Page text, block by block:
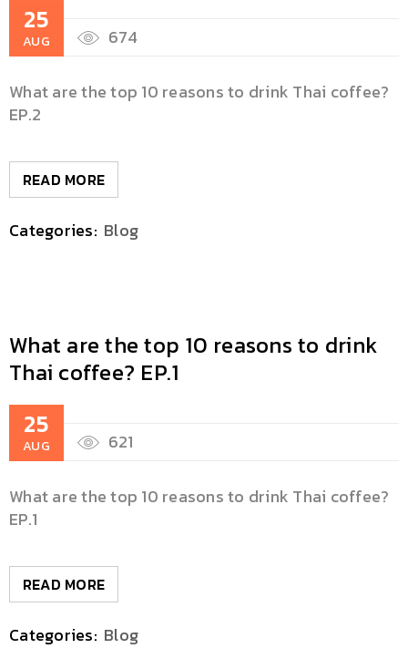
25
AUG 674
What are the top 10 reasons to drink Thai coffee?
EP.2
READ MORE
Categories: Blog
What are the top 10 reasons to drink
Thai coffee? EP.1
25
AUG 621
What are the top 10 reasons to drink Thai coffee?
EP.1
READ MORE
Categories: Blog